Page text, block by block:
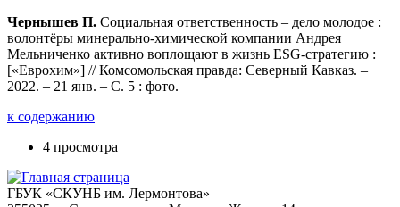
Чернышев П. Социальная ответственность – дело молодое :
волонтёры минерально-химической компании Андрея
Мельниченко активно воплощают в жизнь ESG-стратегию :
[«Еврохим»] // Комсомольская правда: Северный Кавказ. –
2022. – 21 янв. – С. 5 : фото.
к содержанию
4 просмотра
ГБУК «СКУНБ им. Лермонтова»